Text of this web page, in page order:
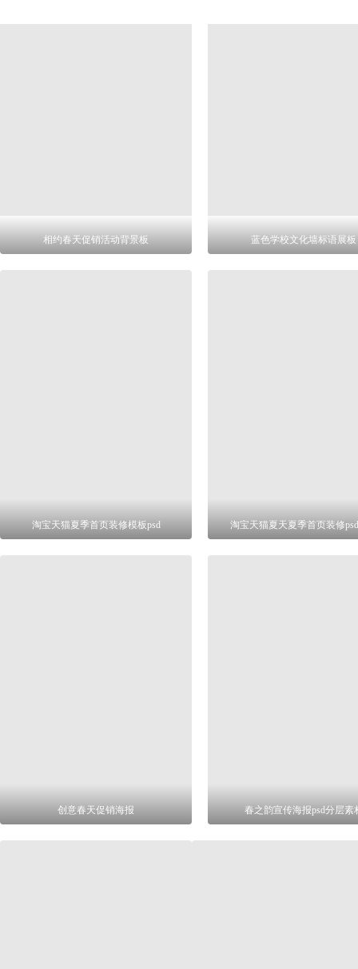
相约春天促销活动背景板 蓝色学校文化墙标语展板
淘宝天猫夏季首页装修模板psd 淘宝天猫夏天夏季首页装修
创意春天促销海报 春之韵宣传海报psd分层素